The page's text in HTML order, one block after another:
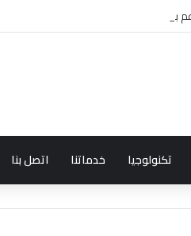
تكنولوجيا خدماتنا اتصل بنا